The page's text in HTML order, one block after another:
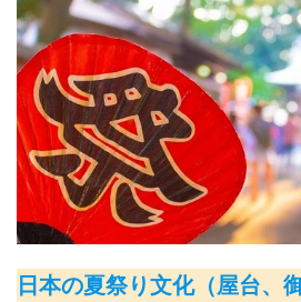
日本の夏祭り文化（屋台、